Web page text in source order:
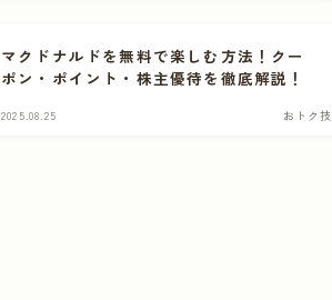
マクドナルドを無料で楽しむ方法！クー
ポン・ポイント・株主優待を徹底解説！
2025.08.25 おトク技